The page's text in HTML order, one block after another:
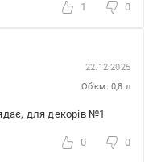
1 0
22.12.2025
Об'єм: 0,8 л
для декорів №1
0 0